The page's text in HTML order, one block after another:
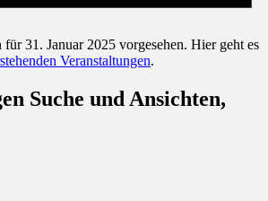
31. Januar 2025 vorgesehen. Hier geht es
Veranstaltungen.
Suche und Ansichten,